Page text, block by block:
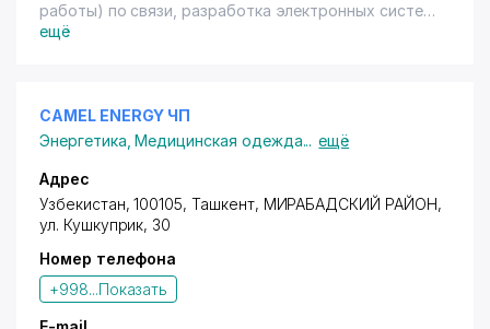
работы) по связи, разработка электронных систем,
телеметрия, автоматика, радиосвязь, запуск
ещё
CAMEL ENERGY ЧП
Энергетика ,Медицинская одежда... ещё
Адрес
Узбекистан, 100105, Ташкент, МИРАБАДСКИЙ РАЙОН,
ул. Кушкуприк, 30
Номер телефона
+998...Показать